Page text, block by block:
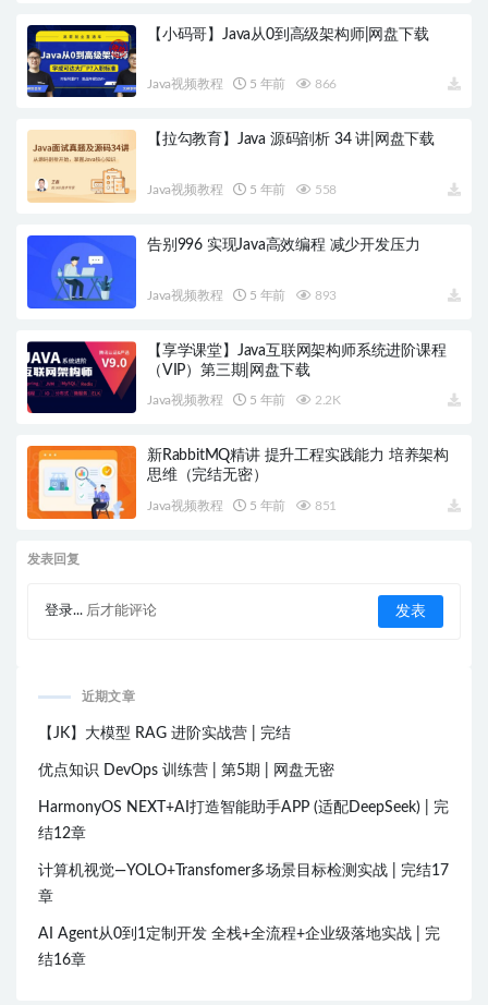
【小码哥】Java从0到高级架构师|网盘下载
Java视频教程 5 年前 866
【拉勾教育】Java 源码剖析 34 讲|网盘下载
Java视频教程 5 年前 558
告别996 实现Java高效编程 减少开发压力
Java视频教程 5 年前 893
【享学课堂】Java互联网架构师系统进阶课程
（VIP）第三期|网盘下载
Java视频教程 5 年前 2.2K
新RabbitMQ精讲 提升工程实践能力 培养架构
思维（完结无密）
Java视频教程 5 年前 851
发表回复
登录... 后才能评论
近期文章
【JK】大模型 RAG 进阶实战营 | 完结
优点知识 DevOps 训练营 | 第5期 | 网盘无密
HarmonyOS NEXT+AI打造智能助手APP (适配DeepSeek) | 完
结12章
计算机视觉—YOLO+Transfomer多场景目标检测实战 | 完结17
章
AI Agent从0到1定制开发 全栈+全流程+企业级落地实战 | 完
结16章